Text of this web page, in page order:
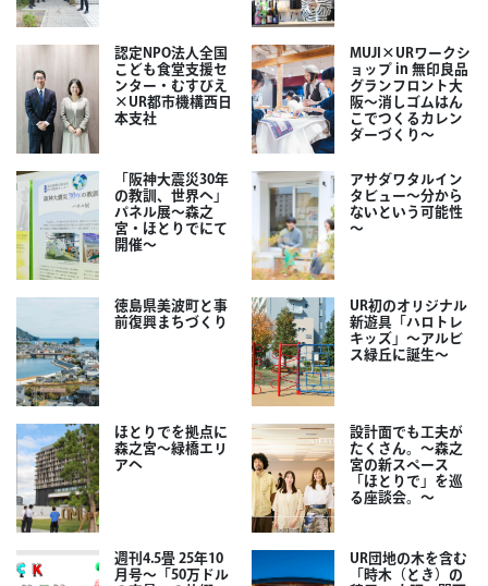
認定NPO法人全国
こども食堂支援セ
ンター・むすびえ
×UR都市機構西日
本支社
MUJI×URワークシ
ョップ in 無印良品
グランフロント大
阪～消しゴムはん
こでつくるカレン
ダーづくり～
「阪神大震災30年
の教訓、世界へ」
パネル展～森之
宮・ほとりでにて
開催～
アサダワタルイン
タビュー～分から
ないという可能性
～
徳島県美波町と事
前復興まちづくり
UR初のオリジナル
新遊具「ハロトレ
キッズ」～アルビ
ス緑丘に誕生～
ほとりでを拠点に
森之宮～緑橋エリ
アへ
設計面でも工夫が
たくさん。～森之
宮の新スペース
「ほとりで」を巡
る座談会。～
週刊4.5畳 25年10
月号～「50万ドル
UR団地の木を含む
「時木（とき）の